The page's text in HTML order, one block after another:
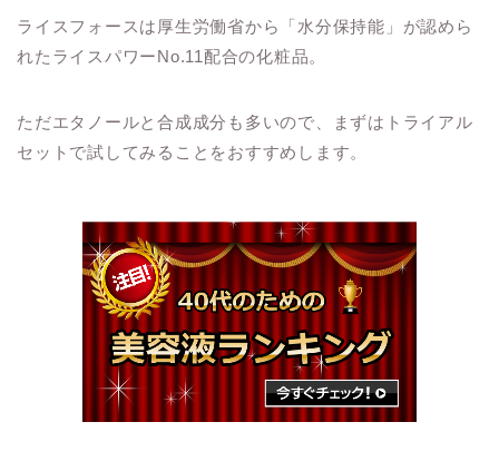
ライスフォースは厚生労働省から「水分保持能」が認めら
れたライスパワーNo.11配合の化粧品。
ただエタノールと合成成分も多いので、まずはトライアル
セットで試してみることをおすすめします。